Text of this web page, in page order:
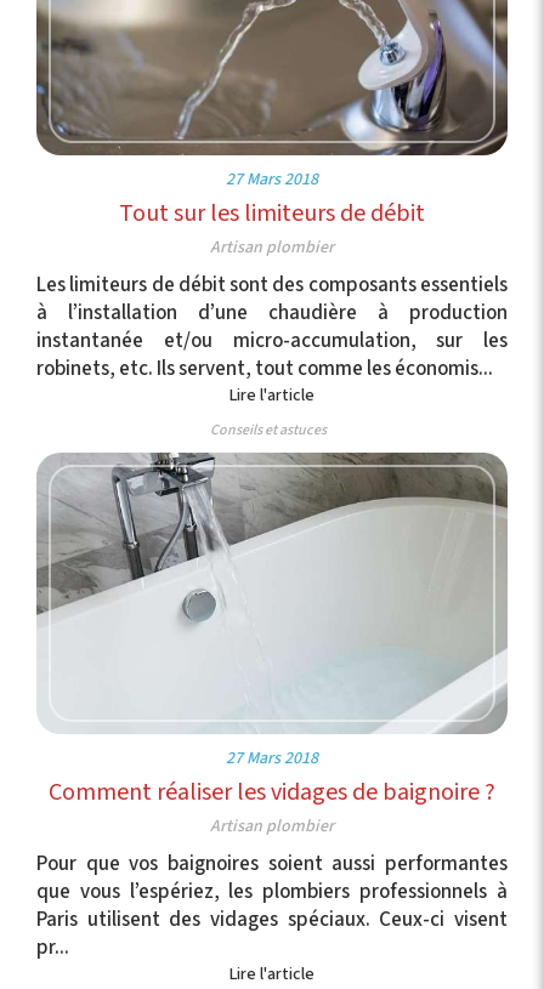
27 Mars 2018
Tout sur les limiteurs de débit
Artisan plombier
Les limiteurs de débit sont des composants essentiels
à l’installation d’une chaudière à production
instantanée et/ou micro-accumulation, sur les
robinets, etc. Ils servent, tout comme les économis...
Lire l'article
Conseils et astuces
27 Mars 2018
Comment réaliser les vidages de baignoire ?
Artisan plombier
Pour que vos baignoires soient aussi performantes
que vous l’espériez, les plombiers professionnels à
Paris utilisent des vidages spéciaux. Ceux-ci visent
pr...
Lire l'article